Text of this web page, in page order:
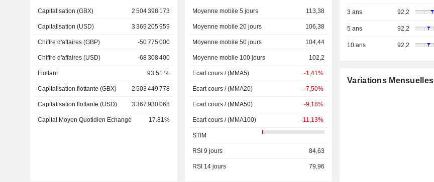
Capitalisation (GBX) 2 504 398 173
Capitalisation (USD) 3 369 205 959
Chiffre d'affaires (GBP) -50 775 000
Chiffre d'affaires (USD) -68 308 400
Flottant 93.51 %
Capitalisation flottante (GBX) 2 503 449 778
Capitalisation flottante (USD) 3 367 930 068
Capital Moyen Quotidien Echangé 17.81%
Moyenne mobile 5 jours 113,38
Moyenne mobile 20 jours 106,38
Moyenne mobile 50 jours 104,44
Moyenne mobile 100 jours 102,2
Ecart cours / (MMA5) -1,41%
Ecart cours / (MMA20) -7,50%
Ecart cours / (MMA50) -9,18%
Ecart cours / (MMA100) -11,13%
STIM
RSI 9 jours 84,63
RSI 14 jours 79,96
3 ans 92,2
5 ans 92,2
10 ans 92,2
Variations Mensuelles